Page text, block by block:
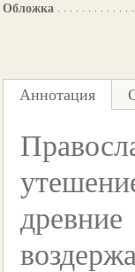
Обложка
Аннотация